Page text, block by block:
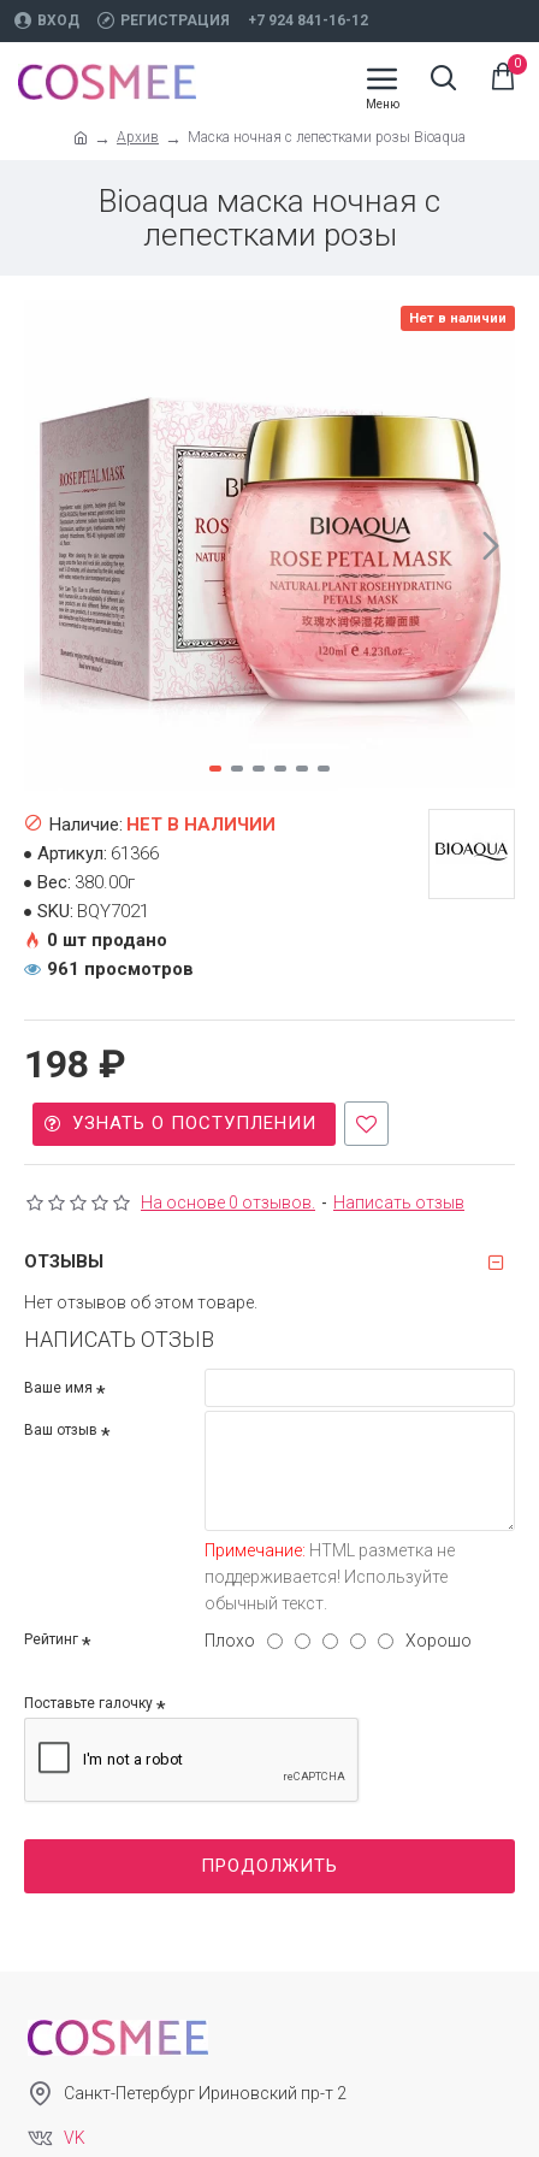
ВХОД РЕГИСТРАЦИЯ +7 924 841-16-12
0
Архив Маска ночная с лепестками розы Bioaqua
Bioaqua маска ночная с
лепестками розы
Нет в наличии
На основе 0 отзывов. - Написать отзыв
198 ₽
Наличие: НЕТ В НАЛИЧИИ
Артикул: 61366
Вес: 380.00г
SKU: BQY7021
0 шт продано
961 просмотров
УЗНАТЬ О ПОСТУПЛЕНИИ
ОТЗЫВЫ
Нет отзывов об этом товаре.
НАПИСАТЬ ОТЗЫВ
Ваше имя
Ваш отзыв
Примечание: HTML разметка не
поддерживается! Используйте
обычный текст.
Рейтинг Плохо Хорошо
Поставьте галочку
ПРОДОЛЖИТЬ
Санкт-Петербург Ириновский пр-т 2
VK